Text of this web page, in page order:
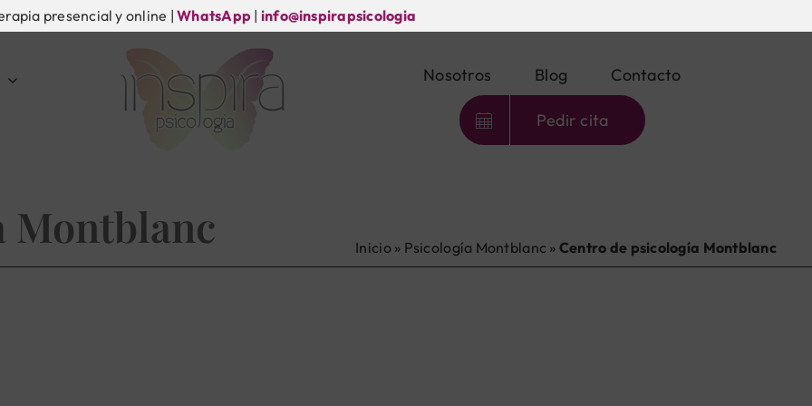
presencial y online |WhatsApp | info@inspirapsicologia
Nosotros Blog Contacto
Pedir cita
Montblanc Inicio» Psicología Montblanc » Centro de psicología Montblanc